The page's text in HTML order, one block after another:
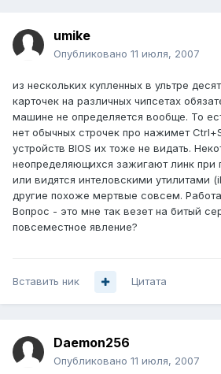
umike
Опубликовано 11 июля, 2007
из нескольких купленных в ультре
карточек на различных чипсетах
машине не определяется вообще. То
нет обычных строчек про нажимет
устройств BIOS их тоже не видать.
неопределяющихся зажигают линк при
или видятся интеловскими утилитами
другие похоже мертвые совсем.
Вопрос - это мне так везет на битый
повсеместное явление?
Вставить ник Цитата
Daemon256
Опубликовано 11 июля, 2007